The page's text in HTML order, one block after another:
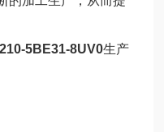
5BE31-8UV0生产